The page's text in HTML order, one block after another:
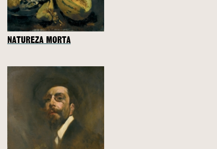
NATUREZA MORTA